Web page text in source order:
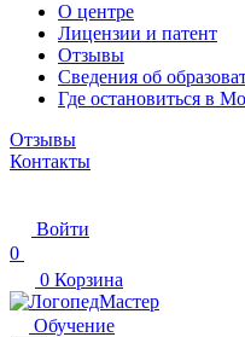
О центре
Лицензии и патент
Отзывы
Сведения об
Где остановиться в
Отзывы
Контакты
Войти
0
0 Корзина
Обучение